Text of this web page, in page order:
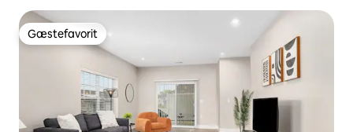
Gæstefavorit
Gæstefavorit